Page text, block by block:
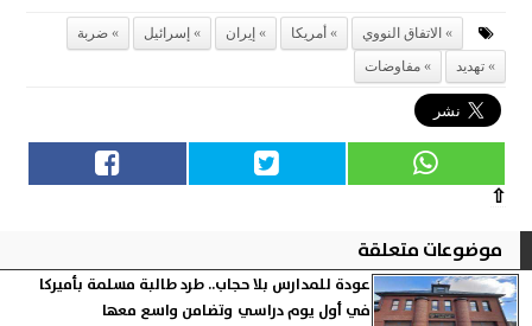
الاتفاق النووي أمريكا إيران إسرائيل
ضربة
تهديد
مفاوضات
⇧
موضوعات متعلقة
عودة للمدارس بلا حجاب.. طرد طالبة مسلمة بأميركا
في أول يوم دراسي وتضامن واسع معها